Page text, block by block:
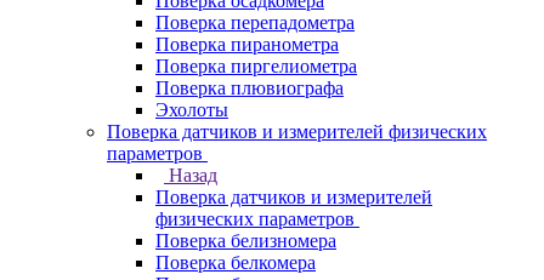
Поверка перепадометра
Поверка пиранометра
Поверка пиргелиометра
Поверка плювиографа
Эхолоты
Поверка датчиков и измерителей физических
параметров
Назад
Поверка датчиков и измерителей
физических параметров
Поверка белизномера
Поверка белкомера